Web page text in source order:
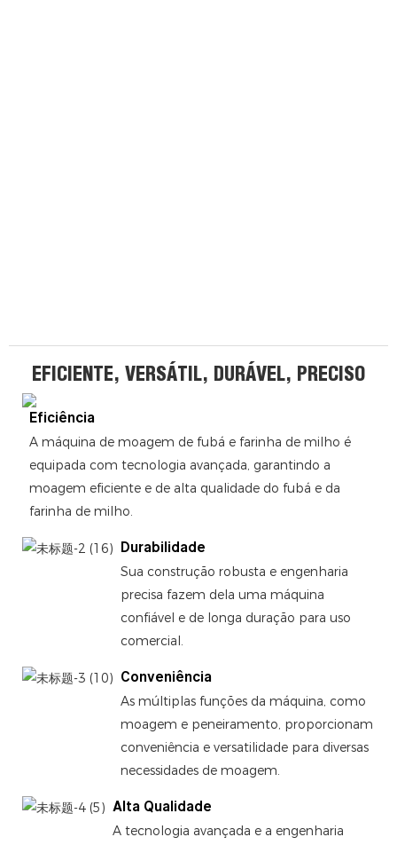
EFICIENTE, VERSÁTIL, DURÁVEL, PRECISO
Eficiência
A máquina de moagem de fubá e farinha de milho é
equipada com tecnologia avançada, garantindo a
moagem eficiente e de alta qualidade do fubá e da
farinha de milho.
Durabilidade
Sua construção robusta e engenharia
precisa fazem dela uma máquina
confiável e de longa duração para uso
comercial.
Conveniência
As múltiplas funções da máquina, como
moagem e peneiramento, proporcionam
conveniência e versatilidade para diversas
necessidades de moagem.
Alta Qualidade
A tecnologia avançada e a engenharia